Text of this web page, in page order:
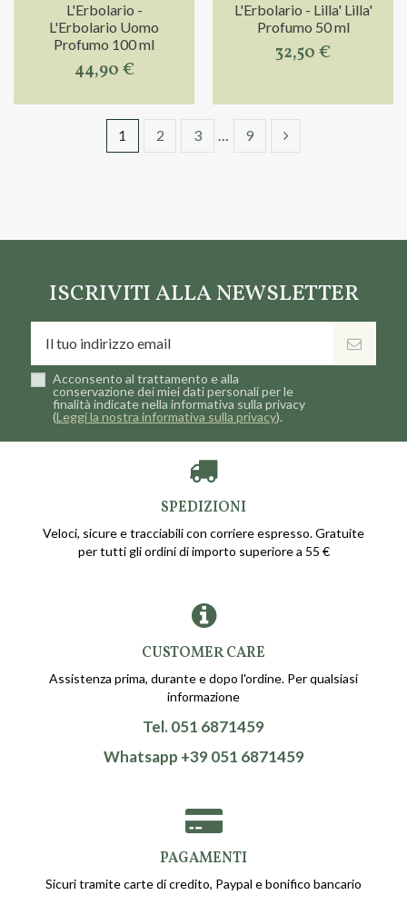
L'Erbolario -
L'Erbolario Uomo
Profumo 100 ml
44,90 €
L'Erbolario - Lilla' Lilla'
Profumo 50 ml
32,50 €
1 2 3 … 9
ISCRIVITI ALLA NEWSLETTER
Acconsento al trattamento e alla
conservazione dei miei dati personali per le
finalità indicate nella informativa sulla privacy
(Leggi la nostra informativa sulla privacy).
SPEDIZIONI
Veloci, sicure e tracciabili con corriere espresso. Gratuite
per tutti gli ordini di importo superiore a 55 €
CUSTOMER CARE
Assistenza prima, durante e dopo l'ordine. Per qualsiasi
informazione
Tel. 051 6871459
Whatsapp +39 051 6871459
PAGAMENTI
Sicuri tramite carte di credito, Paypal e bonifico bancario